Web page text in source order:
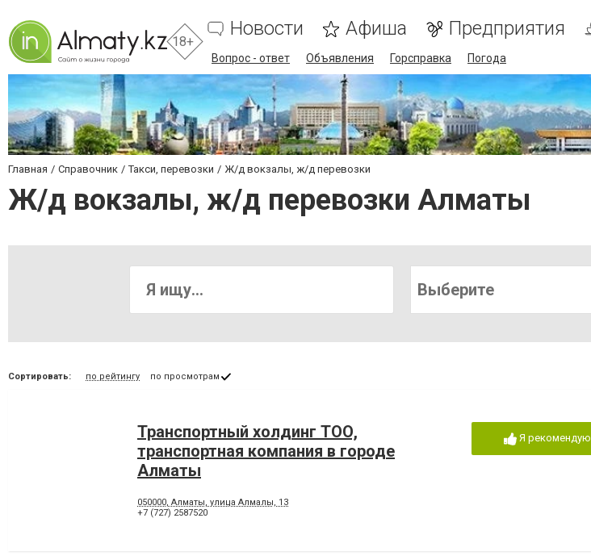
18+
Новости Афиша Предприятия
Вопрос - ответ Объявления Горсправка Погода
Главная Справочник Такси, перевозки Ж/д вокзалы, ж/д перевозки
Ж/д вокзалы, ж/д перевозки Алматы
Выберите
Сортировать: по рейтингу по просмотрам
Транспортный холдинг ТОО,
транспортная компания в городе
Алматы
050000, Алматы, улица Алмалы, 13
+7 (727) 2587520
Я рекомендую